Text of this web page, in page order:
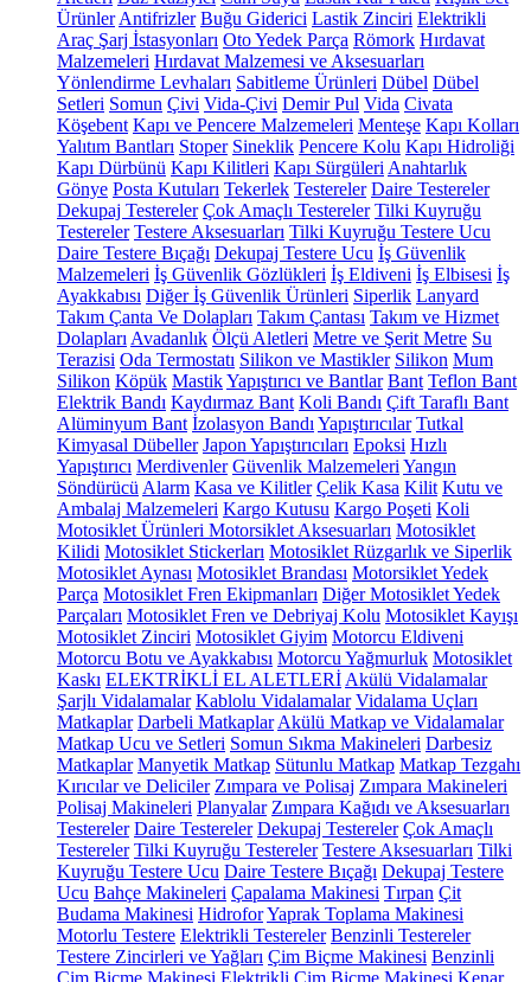
Ürünler Antifrizler Buğu Giderici Lastik Zinciri Elektrikli
Araç Şarj İstasyonları Oto Yedek Parça Römork Hırdavat
Malzemeleri Hırdavat Malzemesi ve Aksesuarları
Yönlendirme Levhaları Sabitleme Ürünleri Dübel Dübel
Setleri Somun Çivi Vida-Çivi Demir Pul Vida Civata
Köşebent Kapı ve Pencere Malzemeleri Menteşe Kapı Kolları
Yalıtım Bantları Stoper Sineklik Pencere Kolu Kapı Hidroliği
Kapı Dürbünü Kapı Kilitleri Kapı Sürgüleri Anahtarlık
Gönye Posta Kutuları Tekerlek Testereler Daire Testereler
Dekupaj Testereler Çok Amaçlı Testereler Tilki Kuyruğu
Testereler Testere Aksesuarları Tilki Kuyruğu Testere Ucu
Daire Testere Bıçağı Dekupaj Testere Ucu İş Güvenlik
Malzemeleri İş Güvenlik Gözlükleri İş Eldiveni İş Elbisesi İş
Ayakkabısı Diğer İş Güvenlik Ürünleri Siperlik Lanyard
Takım Çanta Ve Dolapları Takım Çantası Takım ve Hizmet
Dolapları Avadanlık Ölçü Aletleri Metre ve Şerit Metre Su
Terazisi Oda Termostatı Silikon ve Mastikler Silikon Mum
Silikon Köpük MastikYapıştırıcı ve Bantlar Bant Teflon Bant
Elektrik Bandı Kaydırmaz Bant Koli Bandı Çift Taraflı Bant
Alüminyum Bant İzolasyon Bandı Yapıştırıcılar Tutkal
Kimyasal Dübeller Japon Yapıştırıcıları Epoksi Hızlı
Yapıştırıcı Merdivenler Güvenlik Malzemeleri Yangın
Söndürücü Alarm Kasa ve Kilitler Çelik Kasa Kilit Kutu ve
Ambalaj Malzemeleri Kargo Kutusu Kargo Poşeti Koli
Motosiklet Ürünleri Motorsiklet Aksesuarları Motosiklet
Kilidi Motosiklet Stickerları Motosiklet Rüzgarlık ve Siperlik
Motosiklet Aynası Motosiklet Brandası Motorsiklet Yedek
Parça Motosiklet Fren Ekipmanları Diğer Motosiklet Yedek
Parçaları Motosiklet Fren ve Debriyaj Kolu Motosiklet Kayışı
Motosiklet Zinciri Motosiklet Giyim Motorcu Eldiveni
Motorcu Botu ve Ayakkabısı Motorcu Yağmurluk Motosiklet
Kaskı ELEKTRİKLİ EL ALETLERİ Akülü Vidalamalar
Şarjlı Vidalamalar Kablolu Vidalamalar Vidalama Uçları
Matkaplar Darbeli Matkaplar Akülü Matkap ve Vidalamalar
Matkap Ucu ve Setleri Somun Sıkma Makineleri Darbesiz
Matkaplar Manyetik Matkap Sütunlu Matkap Matkap Tezgahı
Kırıcılar ve Deliciler Zımpara ve Polisaj Zımpara Makineleri
Polisaj Makineleri Planyalar Zımpara Kağıdı ve Aksesuarları
Testereler Daire Testereler Dekupaj Testereler Çok Amaçlı
Testereler Tilki Kuyruğu Testereler Testere Aksesuarları Tilki
Kuyruğu Testere Ucu Daire Testere Bıçağı Dekupaj Testere
Ucu Bahçe Makineleri Çapalama Makinesi Tırpan Çit
Budama Makinesi HidroforYaprak Toplama Makinesi
Motorlu Testere Elektrikli Testereler Benzinli Testereler
Testere Zincirleri ve Yağları Çim Biçme Makinesi Benzinli
Çim Biçme Makinesi Elektrikli Çim Biçme Makinesi Kenar